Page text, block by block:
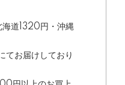
道1320円・沖縄
てお届けしており